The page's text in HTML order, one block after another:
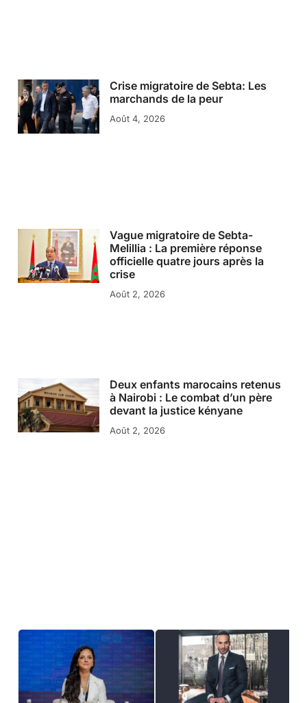
Crise migratoire de Sebta: Les
marchands de la peur
Août 4, 2026
Vague migratoire de Sebta-
Melillia : La première réponse
officielle quatre jours après la
crise
Août 2, 2026
Deux enfants marocains retenus
à Nairobi : Le combat d’un père
devant la justice kényane
Août 2, 2026